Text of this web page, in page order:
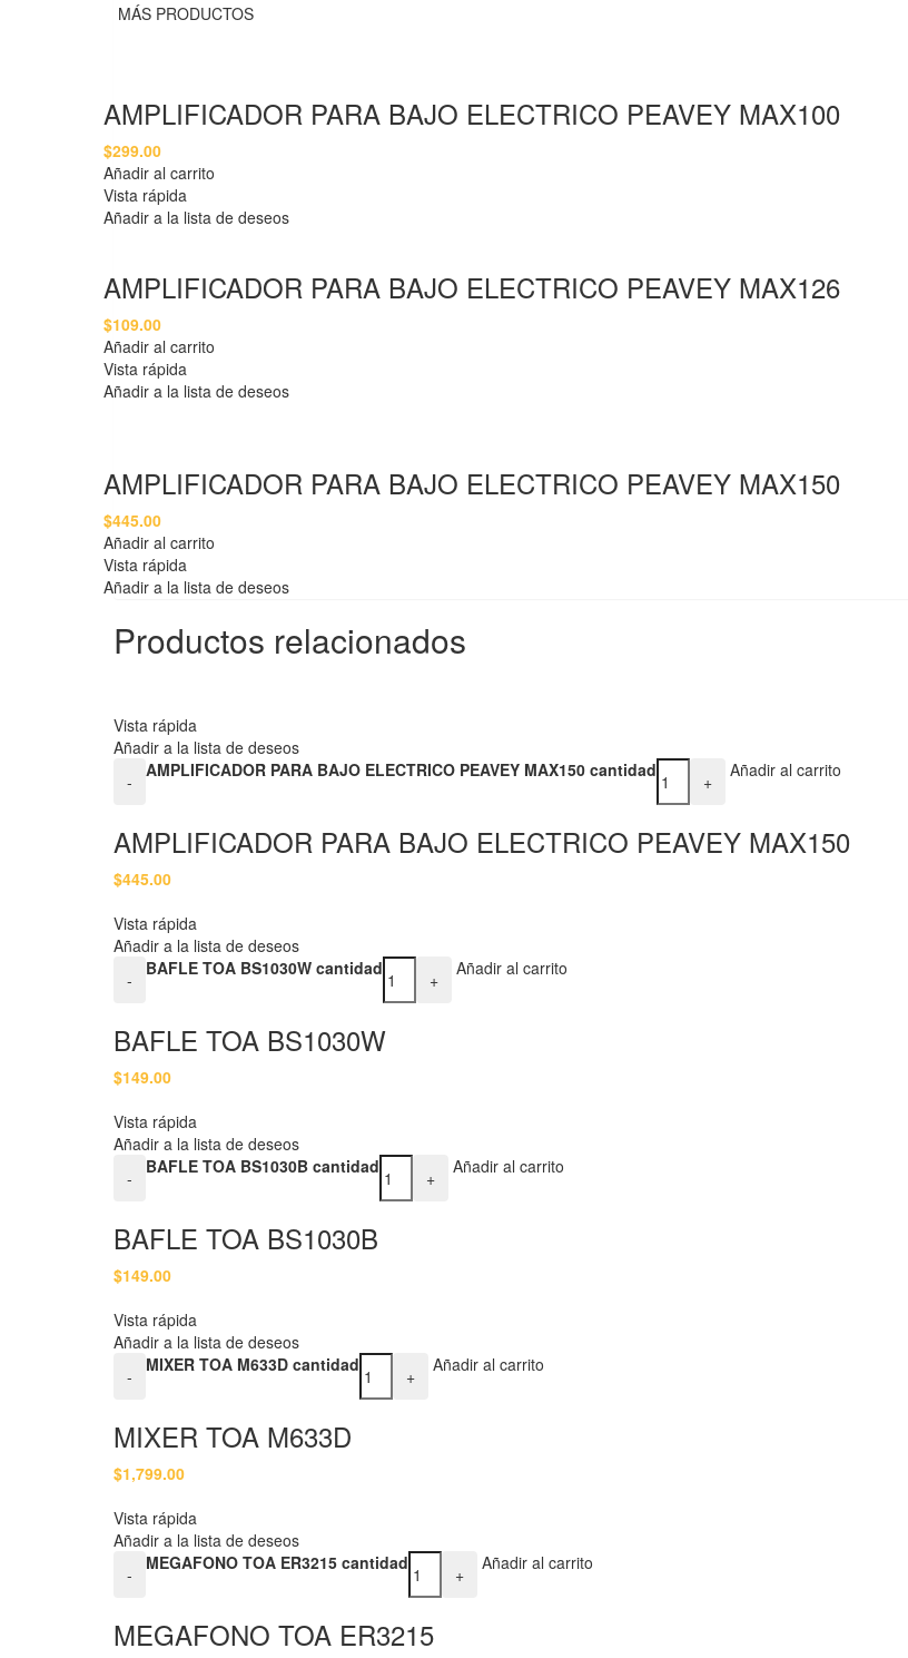
MÁS PRODUCTOS
AMPLIFICADOR PARA BAJO ELECTRICO PEAVEY MAX100
$299.00
Añadir al carrito
Vista rápida
Añadir a la lista de deseos
AMPLIFICADOR PARA BAJO ELECTRICO PEAVEY MAX126
$109.00
Añadir al carrito
Vista rápida
Añadir a la lista de deseos
AMPLIFICADOR PARA BAJO ELECTRICO PEAVEY MAX150
$445.00
Añadir al carrito
Vista rápida
Añadir a la lista de deseos
Productos relacionados
Vista rápida
Añadir a la lista de deseos
-
AMPLIFICADOR PARA BAJO ELECTRICO PEAVEY MAX150 cantidad
+
Añadir al carrito
AMPLIFICADOR PARA BAJO ELECTRICO PEAVEY MAX150
$445.00
Vista rápida
Añadir a la lista de deseos
-
BAFLE TOA BS1030W cantidad
+
Añadir al carrito
BAFLE TOA BS1030W
$149.00
Vista rápida
Añadir a la lista de deseos
-
BAFLE TOA BS1030B cantidad
+
Añadir al carrito
BAFLE TOA BS1030B
$149.00
Vista rápida
Añadir a la lista de deseos
-
MIXER TOA M633D cantidad
+
Añadir al carrito
MIXER TOA M633D
$1,799.00
Vista rápida
Añadir a la lista de deseos
-
MEGAFONO TOA ER3215 cantidad
+
Añadir al carrito
MEGAFONO TOA ER3215